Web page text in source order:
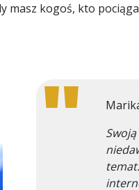
masz kogoś, kto